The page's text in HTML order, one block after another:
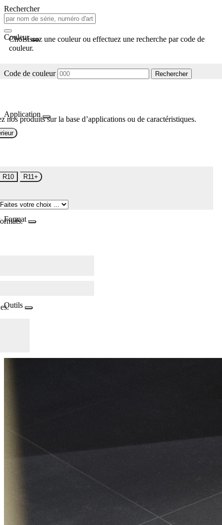
Rechercher
Couleur
Choisissez une couleur ou effectuez une recherche par code de
couleur.
Code de couleur Rechercher
Application
nos produits sur la base d’applications ou de caractéristiques.
R10 R11+
Format
Outils